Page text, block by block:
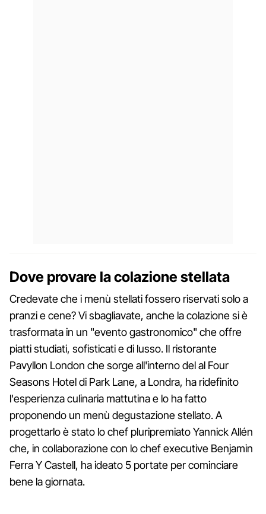
Dove provare la colazione stellata
Credevate che i menù stellati fossero riservati solo a
pranzi e cene? Vi sbagliavate, anche la colazione si è
trasformata in un "evento gastronomico" che offre
piatti studiati, sofisticati e di lusso. Il ristorante
Pavyllon London che sorge all'interno del al Four
Seasons Hotel di Park Lane, a Londra, ha ridefinito
l'esperienza culinaria mattutina e lo ha fatto
proponendo un menù degustazione stellato. A
progettarlo è stato lo chef pluripremiato Yannick Allén
che, in collaborazione con lo chef executive Benjamin
Ferra Y Castell, ha ideato 5 portate per cominciare
bene la giornata.